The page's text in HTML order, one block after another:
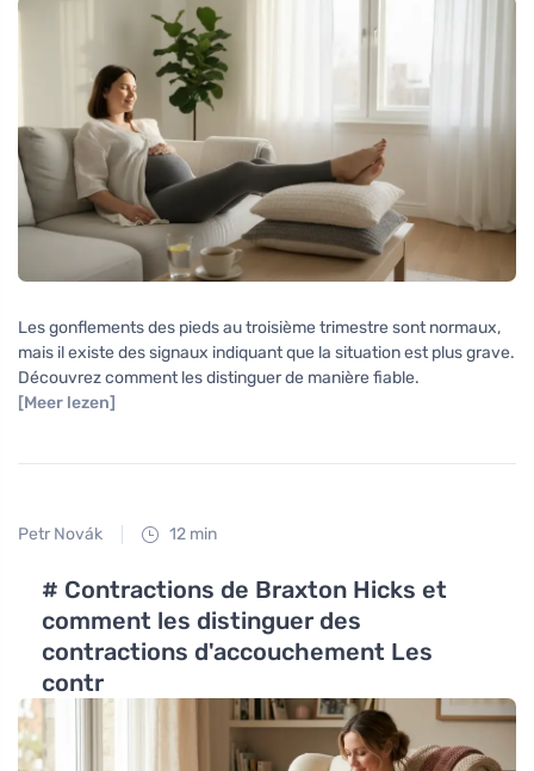
Les gonflements des pieds au troisième trimestre sont normaux,
mais il existe des signaux indiquant que la situation est plus grave.
Découvrez comment les distinguer de manière fiable.
[Meer lezen]
Petr Novák 12 min
# Contractions de Braxton Hicks et
comment les distinguer des
contractions d'accouchement Les
contr